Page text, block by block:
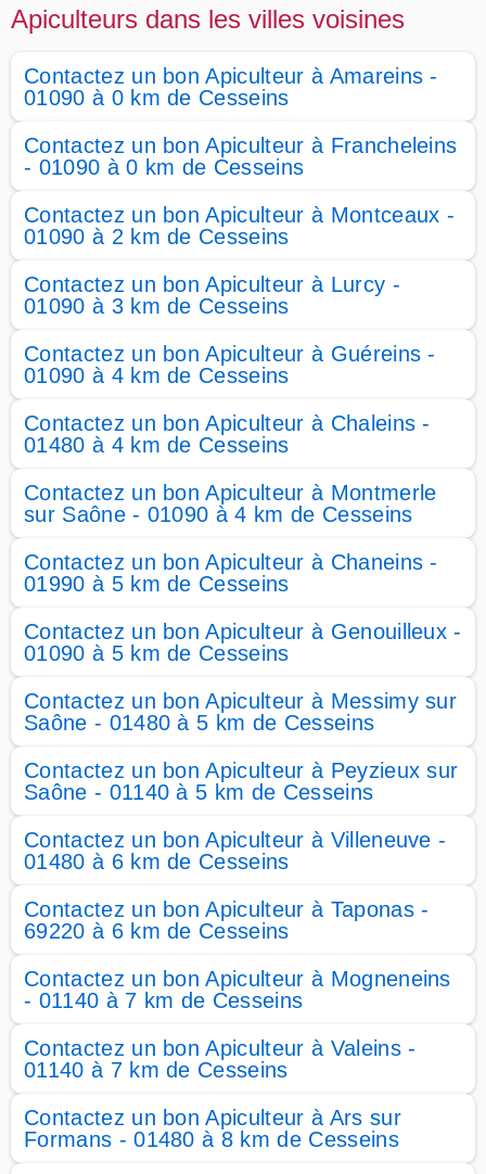
Apiculteurs dans les villes voisines
Contactez un bon Apiculteur à Amareins -
01090 à 0 km de Cesseins
Contactez un bon Apiculteur à Francheleins
- 01090 à 0 km de Cesseins
Contactez un bon Apiculteur à Montceaux -
01090 à 2 km de Cesseins
Contactez un bon Apiculteur à Lurcy -
01090 à 3 km de Cesseins
Contactez un bon Apiculteur à Guéreins -
01090 à 4 km de Cesseins
Contactez un bon Apiculteur à Chaleins -
01480 à 4 km de Cesseins
Contactez un bon Apiculteur à Montmerle
sur Saône - 01090 à 4 km de Cesseins
Contactez un bon Apiculteur à Chaneins -
01990 à 5 km de Cesseins
Contactez un bon Apiculteur à Genouilleux -
01090 à 5 km de Cesseins
Contactez un bon Apiculteur à Messimy sur
Saône - 01480 à 5 km de Cesseins
Contactez un bon Apiculteur à Peyzieux sur
Saône - 01140 à 5 km de Cesseins
Contactez un bon Apiculteur à Villeneuve -
01480 à 6 km de Cesseins
Contactez un bon Apiculteur à Taponas -
69220 à 6 km de Cesseins
Contactez un bon Apiculteur à Mogneneins
- 01140 à 7 km de Cesseins
Contactez un bon Apiculteur à Valeins -
01140 à 7 km de Cesseins
Contactez un bon Apiculteur à Ars sur
Formans - 01480 à 8 km de Cesseins